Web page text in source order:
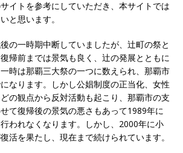
イトを参考にしていただき、本サイトでは
と思います。
の一時期中断していましたが、辻町の祭と
帰前までは景気も良く、辻の発展とともに
時は那覇三大祭の一つに数えられ、那覇市
なります。しかし公娼制度の正当化、女性
の観点から反対活動も起こり、那覇市の支
て復帰後の景気の悪さもあって1989年に
われなくなります。しかし、2000年に小
活を果たし、現在まで続けられています。